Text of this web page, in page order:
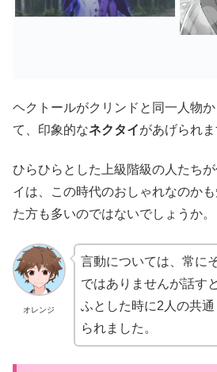
ヘクトールがクリンドと同一人物
て、印象的なネクタイがあげられま
ひらひらとした上級階級の人たち
イは、この時代のおしゃれなのか
た方も多いのではないでしょうか。
オレンジ
言動については、常に
ではありませんが話す
ふとした時に2人の共
られました。